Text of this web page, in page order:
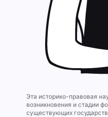
Эта историко-правовая
возникновения и стадии
существующих